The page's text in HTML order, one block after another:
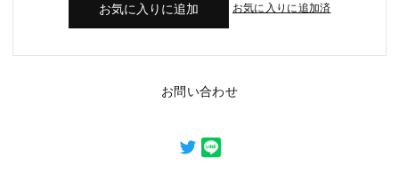
お気に入りに追加済
お問い合わせ